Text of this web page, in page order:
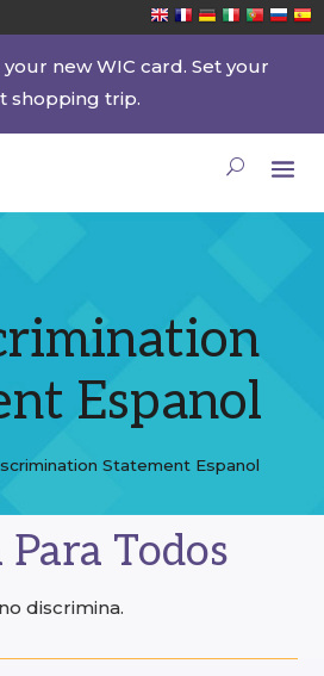
new WIC card. Set your
shopping trip.
Espanol
Statement Espanol
Todos
discrimina.